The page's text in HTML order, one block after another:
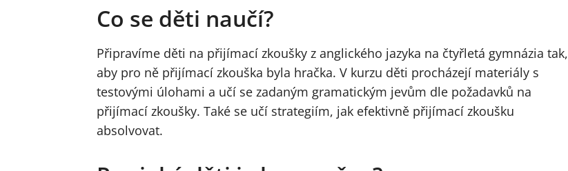
Co se děti naučí?
Připravíme děti na přijímací zkoušky z anglického jazyka na čtyřletá gymnázia tak,
aby pro ně přijímací zkouška byla hračka. V kurzu děti procházejí materiály s
testovými úlohami a učí se zadaným gramatickým jevům dle požadavků na
přijímací zkoušky. Také se učí strategiím, jak efektivně přijímací zkoušku
absolvovat.